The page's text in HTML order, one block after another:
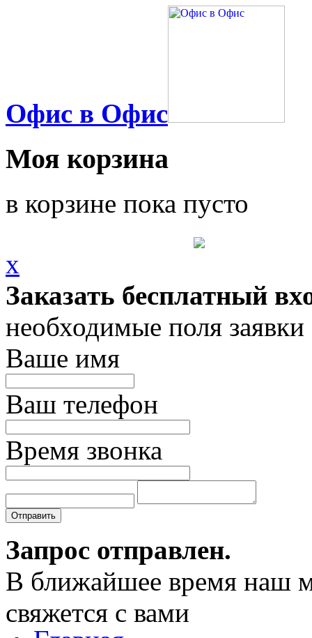
Офис в Офис
Моя корзина
в корзине пока пусто
x
Заказать бесплатный
необходимые поля заявки
Ваше имя
Ваш телефон
Время звонка
Отправить
Запрос отправлен.
В ближайшее время наш
свяжется с вами